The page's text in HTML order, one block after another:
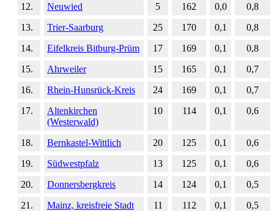
12. Neuwied 5 162 0,0
0,8
13.
Trier-Saarburg 25 170 0,1
0,8
14.
Eifelkreis Bitburg-Prüm 17 169 0,1
0,8
15.
Ahrweiler 15 165 0,1
0,7
16.
Rhein-Hunsrück-Kreis 24 169 0,1
0,7
17.
Altenkirchen
(Westerwald)
10 114 0,1 0,6
18. Bernkastel-Wittlich 20 125 0,1
0,6
19.
Südwestpfalz 13 125 0,1
0,6
20.
Donnersbergkreis 14 124 0,1
0,5
21.
Mainz, kreisfreie Stadt 11 112 0,1
0,5